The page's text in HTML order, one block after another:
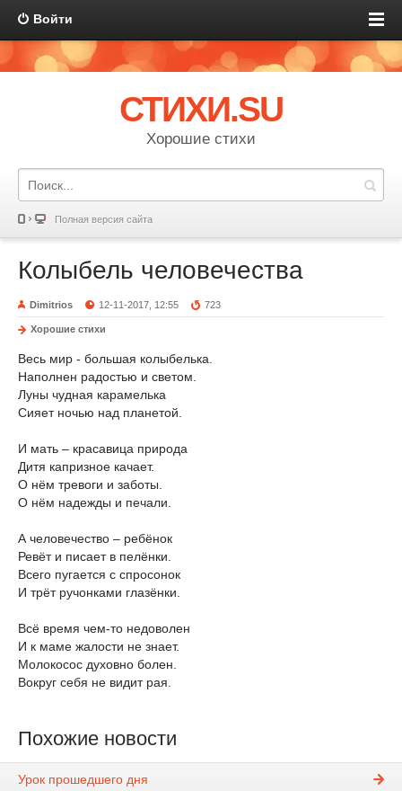
Войти
СТИХИ.SU
Хорошие стихи
Полная версия сайта
Колыбель человечества
Dimitrios 12-11-2017, 12:55 723
Хорошие стихи
Весь мир - большая колыбелька.
Наполнен радостью и светом.
Луны чудная карамелька
Сияет ночью над планетой.
И мать – красавица природа
Дитя капризное качает.
О нём тревоги и заботы.
О нём надежды и печали.
А человечество – ребёнок
Ревёт и писает в пелёнки.
Всего пугается с спросонок
И трёт ручонками глазёнки.
Всё время чем-то недоволен
И к маме жалости не знает.
Молокосос духовно болен.
Вокруг себя не видит рая.
Похожие новости
Урок прошедшего дня